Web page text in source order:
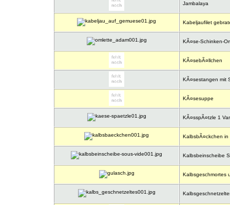
Jambalaya
Kabeljaufilet
KÃ¤se-Schinken-
KÃ¤sebÃ¤llchen
KÃ¤sestangen mit
KÃ¤sesuppe
KÃ¤sspÃ¤tzle 1
KalbsbÃ¤ckchen in
Kalbsbeinscheibe
Kalbsgeschmortes